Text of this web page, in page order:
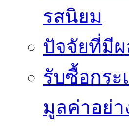
รสนิยม
ปัจจัยที่มี
รับซื้อกระ
มูลค่าอย่